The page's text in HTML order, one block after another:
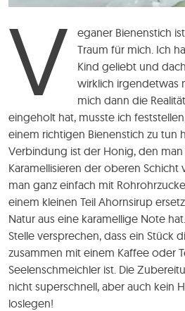
V
eganer Bienenstich
Traum für mich. Ich
Kind geliebt und
wirklich irgendetwas
mich dann die
eingeholt hat, musste ich
einem richtigen Bienenstich zu tun
Verbindung ist der Honig, den
Karamellisieren der oberen Schicht
man ganz einfach mit
einem kleinen Teil Ahornsirup
Natur aus eine karamellige Note
Stelle versprechen, dass ein Stück
zusammen mit einem Kaffee oder
Seelenschmeichler ist. Die
nicht superschnell, aber auch kein
loslegen!